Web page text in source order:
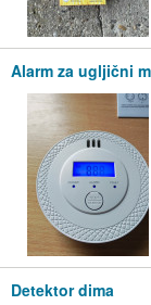
Alarm za ugljični
Detektor dima